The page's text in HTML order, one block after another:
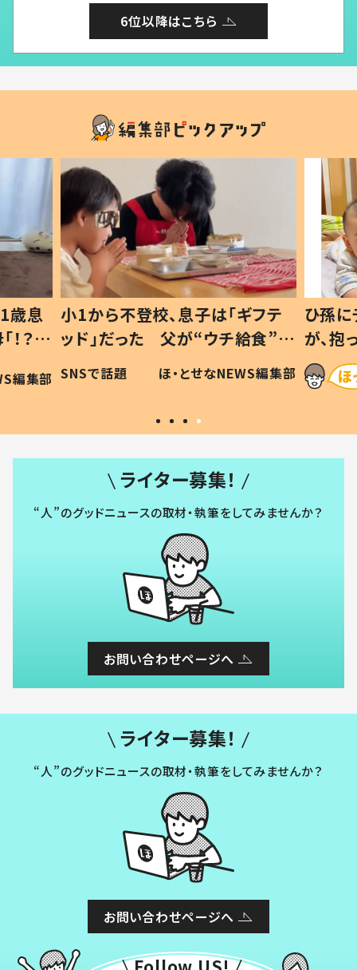
6位以降はこちら
フテ
給食”を
編集部
ひ孫にデレデレな80歳じいじ
が、抱っこすると…ひ孫の反応に
「涙が出ました」「可愛くて仕方な
い」
ほ・とせなNEWS編集部
ライター募集！
“人”のグッドニュースの取材・執筆をしてみませんか？
お問い合わせページへ
ライター募集！
“人”のグッドニュースの取材・執筆をしてみませんか？
お問い合わせページへ